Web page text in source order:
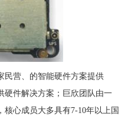
民营、的智能硬件方案提供
硬件解决方案；巨欣团队由一
心成员大多具有7-10年以上国